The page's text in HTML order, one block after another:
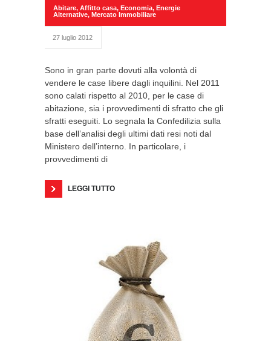
Abitare, Affitto casa, Economia, Energie
Alternative, Mercato Immobiliare
27 luglio 2012
Sono in gran parte dovuti alla volontà di
vendere le case libere dagli inquilini. Nel 2011
sono calati rispetto al 2010, per le case di
abitazione, sia i provvedimenti di sfratto che gli
sfratti eseguiti. Lo segnala la Confedilizia sulla
base dell’analisi degli ultimi dati resi noti dal
Ministero dell’interno. In particolare, i
provvedimenti di
LEGGI TUTTO